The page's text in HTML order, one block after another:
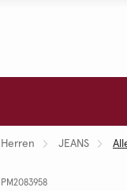
Herren JEANS
PM2083958